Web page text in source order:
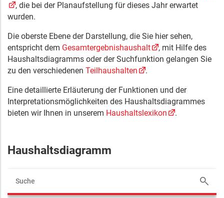
, die bei der Planaufstellung für dieses Jahr erwartet
wurden.
Die oberste Ebene der Darstellung, die Sie hier sehen,
entspricht dem Gesamtergebnishaushalt
, mit Hilfe des
Haushaltsdiagramms oder der Suchfunktion gelangen Sie
zu den verschiedenen Teilhaushalten .
Eine detaillierte Erläuterung der Funktionen und der
Interpretationsmöglichkeiten des Haushaltsdiagrammes
bieten wir Ihnen in unserem Haushaltslexikon .
Haushaltsdiagramm